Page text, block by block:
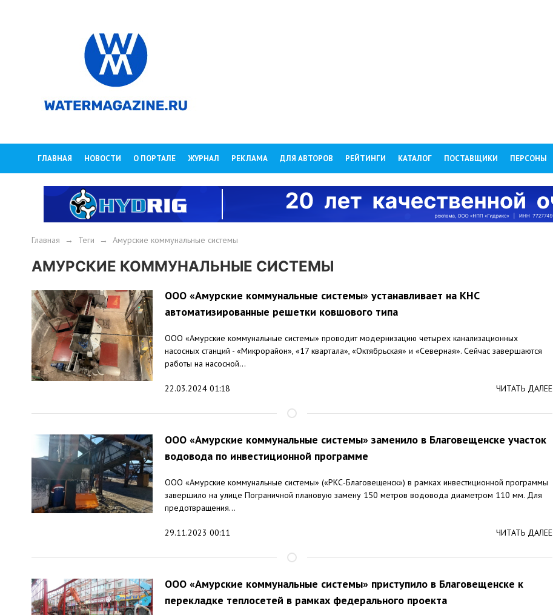
ГЛАВНАЯ НОВОСТИ О ПОРТАЛЕ ЖУРНАЛ РЕКЛАМА ДЛЯ АВТОРОВ РЕЙТИНГИ КАТАЛОГ ПОСТАВЩИКИ ПЕРСОНЫ
Главная → Теги → Амурские коммунальные системы
АМУРСКИЕ КОММУНАЛЬНЫЕ СИСТЕМЫ
ООО «Амурские коммунальные системы» устанавливает на КНС
автоматизированные решетки ковшового типа
ООО «Амурские коммунальные системы» проводит модернизацию четырех канализационных
насосных станций - «Микрорайон», «17 квартала», «Октябрьская» и «Северная». Сейчас завершаются
работы на насосной...
22.03.2024 01:18 ЧИТАТЬ ДАЛЕЕ
ООО «Амурские коммунальные системы» заменило в Благовещенске участок
водовода по инвестиционной программе
ООО «Амурские коммунальные системы» («РКС-Благовещенск») в рамках инвестиционной программы
завершило на улице Пограничной плановую замену 150 метров водовода диаметром 110 мм. Для
предотвращения...
29.11.2023 00:11 ЧИТАТЬ ДАЛЕЕ
ООО «Амурские коммунальные системы» приступило в Благовещенске к
перекладке теплосетей в рамках федерального проекта